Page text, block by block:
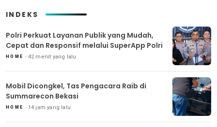
INDEKS
Polri Perkuat Layanan Publik yang Mudah,
Cepat dan Responsif melalui SuperApp Polri
HOME 42 menit yang lalu
Mobil Dicongkel, Tas Pengacara Raib di
Summarecon Bekasi
HOME 14 jam yang lalu